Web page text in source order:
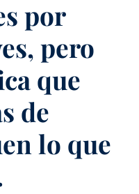
por
pero
que
de
lo que